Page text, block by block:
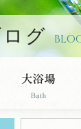
グ